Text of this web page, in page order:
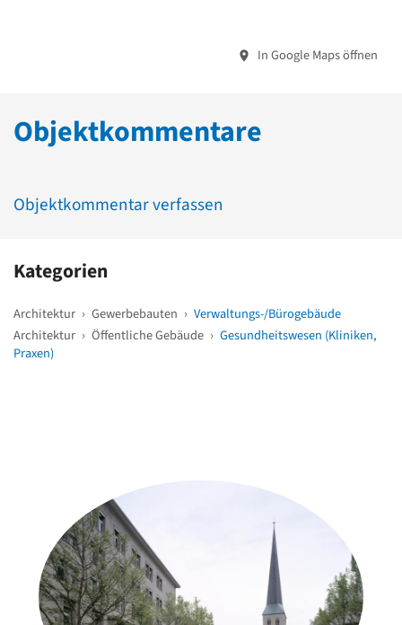
In Google Maps öffnen
Objektkommentare
Objektkommentar verfassen
Kategorien
Architektur › Gewerbebauten › Verwaltungs-/Bürogebäude
Architektur › Öffentliche Gebäude › Gesundheitswesen (Kliniken,
Praxen)